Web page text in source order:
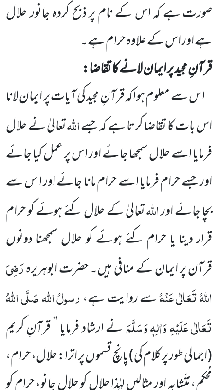
صورت ہے کہ اس کے نام پر ذبح کردہ جانور حلال
ہے اور اس کے علاوہ حرام ہے۔
قرآنِ مجید پر ایمان لانے کا تقاضا:
اس سے معلوم ہو اکہ قرآنِ مجید کی آیات پر ایمان لانا
اس بات کا تقاضا کرتا ہے کہ جسےاللہتعالیٰ نے حلال
فرمایا اسے حلال سمجھا جائے اور اس پر عمل کیا جائے
اور جسے حرام فرمایا اسے حرام مانا جائے اور ا س سے
بچا جائے اوراللہتعالیٰ کے حلال کئے ہوئے کو حرام
قرار دینا یا حرام کئے ہوئے کو حلال سمجھنا دونوں
قرآن پر ایمان کے منافی ہیں۔ حضرت ابوہریرہرَضِیَ
اللہُ تَعَالٰی عَنْہُسے روایت ہے،رسولُ اللہصَلَّی اللہُ
تَعَالٰی عَلَیْہِ وَاٰلِہٖ وَسَلَّمَنے ارشاد فرمایا ’’ قرآنِ کریم
(اجمالی طور پر کلام کی) پانچ قسموں پر اترا: حلال، حرام،
مُحکم، مُتَشابہ اور مثالیں لہٰذا حلال کو حلال جانو، حرام کو